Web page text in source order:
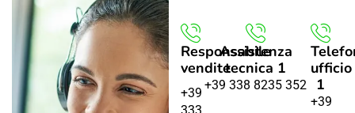
Responsabile
vendite
+39
Assistenza
tecnica 1
+39 338 8235 352
ufficio
1
+39